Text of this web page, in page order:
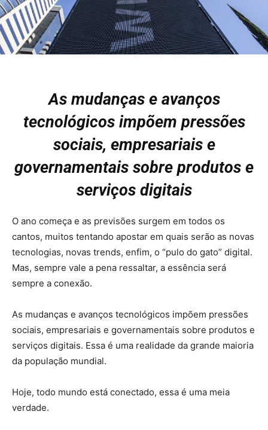
As mudanças e avanços
tecnológicos impõem pressões
sociais, empresariais e
governamentais sobre produtos e
serviços digitais
O ano começa e as previsões surgem em todos os
cantos, muitos tentando apostar em quais serão as novas
tecnologias, novas trends, enfim, o “pulo do gato” digital.
Mas, sempre vale a pena ressaltar, a essência será
sempre a conexão.
As mudanças e avanços tecnológicos impõem pressões
sociais, empresariais e governamentais sobre produtos e
serviços digitais. Essa é uma realidade da grande maioria
da população mundial.
Hoje, todo mundo está conectado, essa é uma meia
verdade.